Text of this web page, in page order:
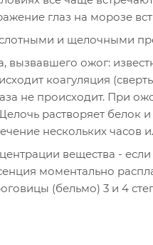
глаз на морозе
и щелочными
вызвавшего ожог:
коагуляция
не происходит. При
растворяет белок
нескольких часов
вещества -
моментально
(бельмо) 3 и 4